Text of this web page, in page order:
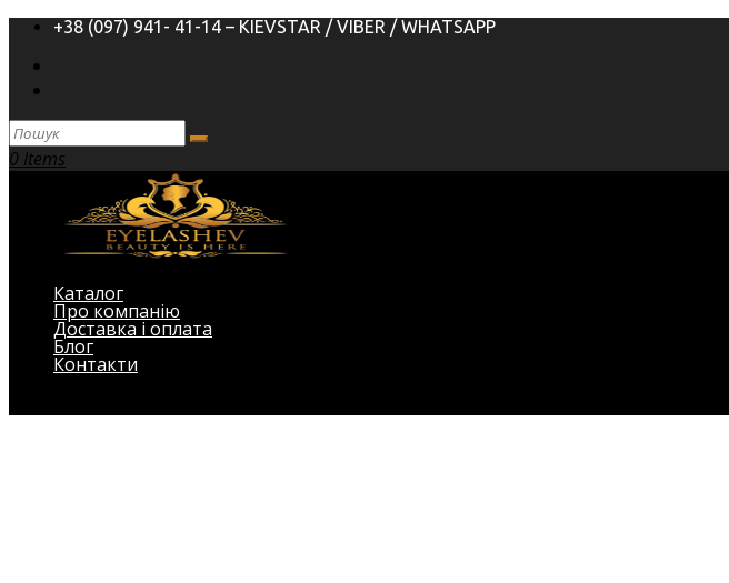
+38 (097) 941- 41-14 – KIEVSTAR / VIBER / WHATSAPP
0 Items
Каталог
Про компанію
Доставка і оплата
Блог
Контакти